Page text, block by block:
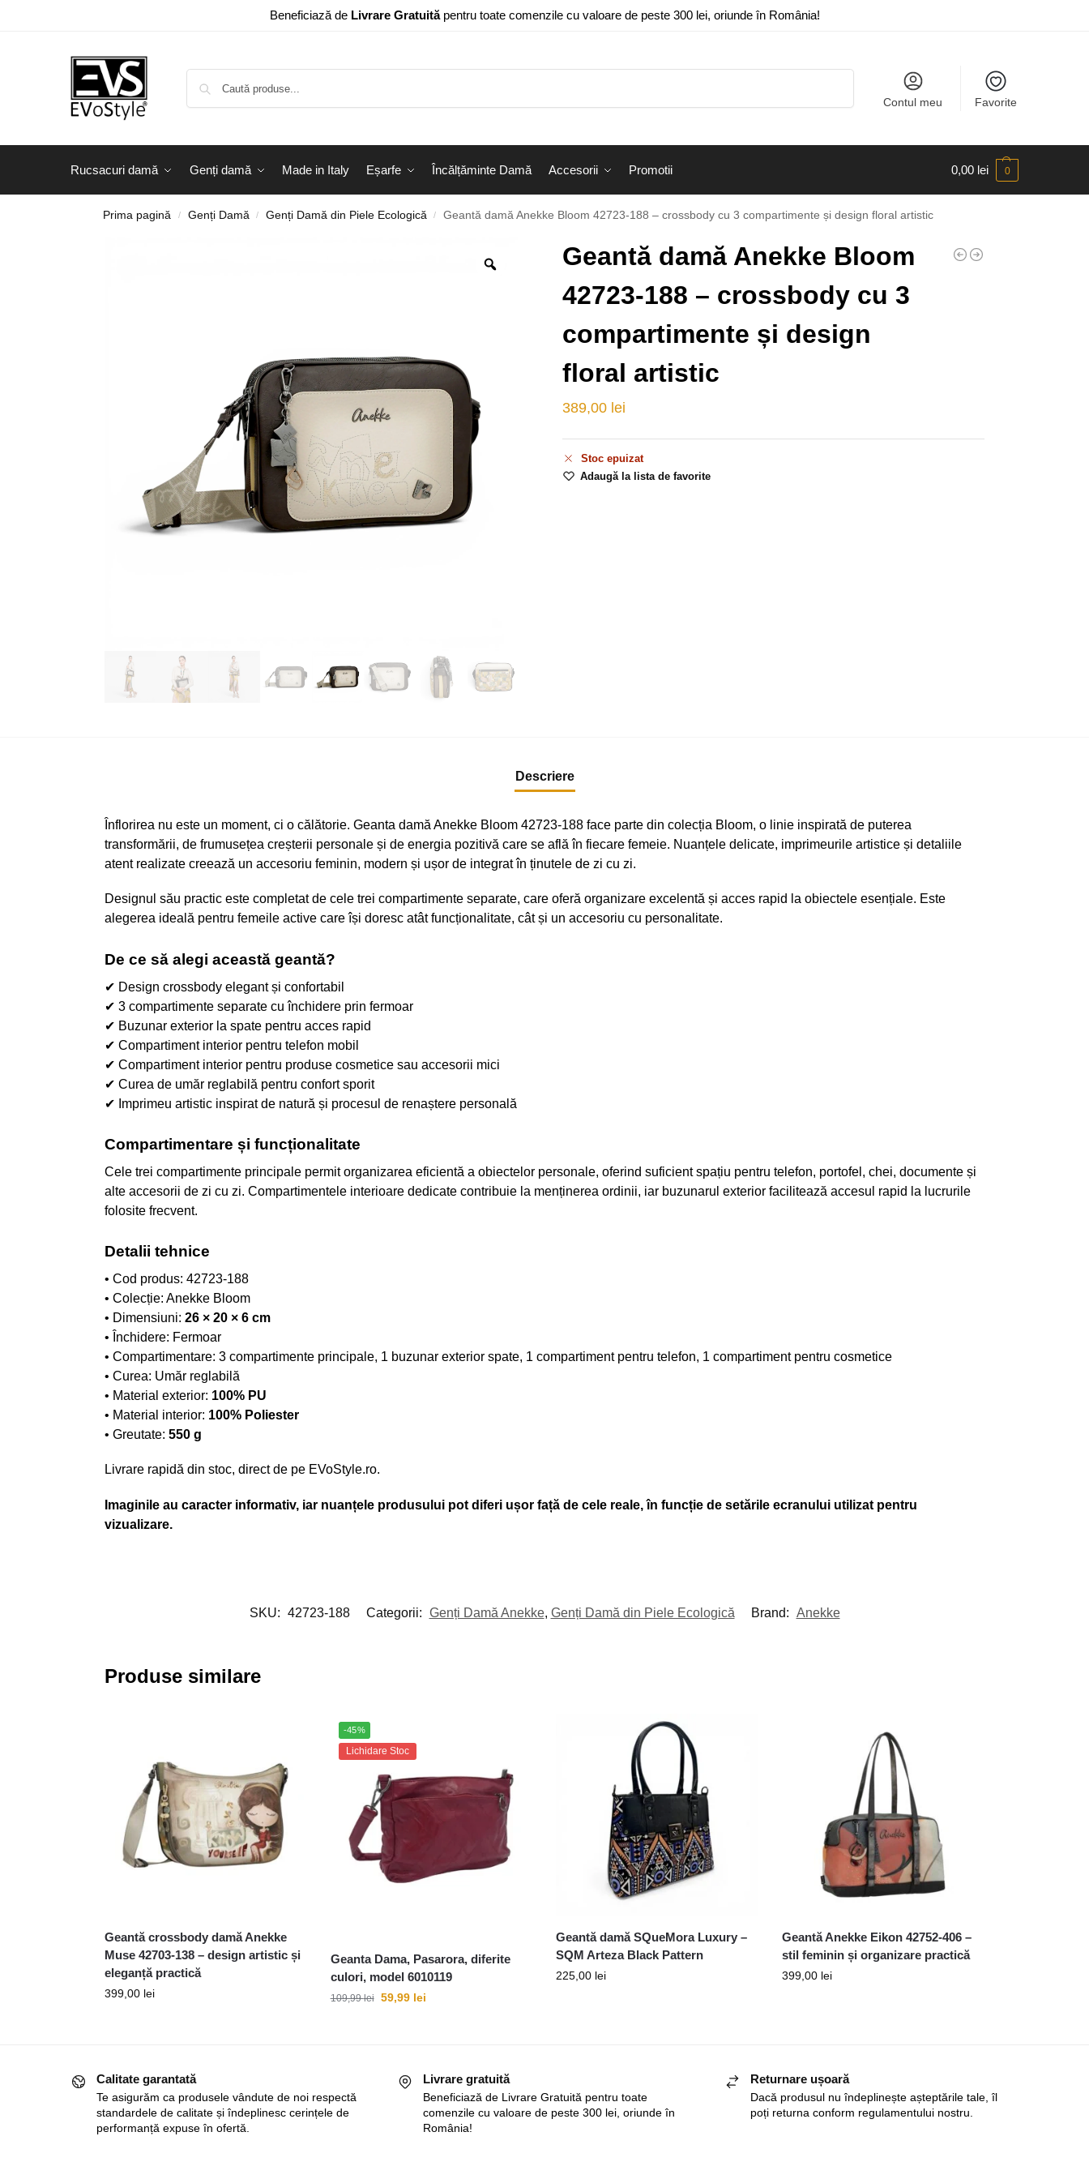
Beneficiază de Livrare Gratuităpentru toate comenzile cu valoare de peste 300 lei, oriunde în România!
Contul meu Favorite
Rucsacuri damă Genți damă Made in Italy Eșarfe Încălțăminte Damă Accesorii Promotii 0,00 lei 0
Prima pagină / Genți Damă / Genți Damă din Piele Ecologică / Geantă damă Anekke Bloom 42723-188 – crossbody cu 3 compartimente și design floral artistic
Geantă damă Anekke Bloom
42723-188 – crossbody cu 3
compartimente și design
floral artistic
389,00 lei
Stoc epuizat
Adaugă la lista de favorite
Descriere
Înflorirea nu este un moment, ci o călătorie. Geanta damă Anekke Bloom 42723-188 face parte din colecția Bloom, o linie inspirată de puterea
transformării, de frumusețea creșterii personale și de energia pozitivă care se află în fiecare femeie. Nuanțele delicate, imprimeurile artistice și detaliile
atent realizate creează un accesoriu feminin, modern și ușor de integrat în ținutele de zi cu zi.
Designul său practic este completat de cele trei compartimente separate, care oferă organizare excelentă și acces rapid la obiectele esențiale. Este
alegerea ideală pentru femeile active care își doresc atât funcționalitate, cât și un accesoriu cu personalitate.
De ce să alegi această geantă?
✔ Design crossbody elegant și confortabil
✔ 3 compartimente separate cu închidere prin fermoar
✔ Buzunar exterior la spate pentru acces rapid
✔ Compartiment interior pentru telefon mobil
✔ Compartiment interior pentru produse cosmetice sau accesorii mici
✔ Curea de umăr reglabilă pentru confort sporit
✔ Imprimeu artistic inspirat de natură și procesul de renaștere personală
Compartimentare și funcționalitate
Cele trei compartimente principale permit organizarea eficientă a obiectelor personale, oferind suficient spațiu pentru telefon, portofel, chei, documente și
alte accesorii de zi cu zi. Compartimentele interioare dedicate contribuie la menținerea ordinii, iar buzunarul exterior facilitează accesul rapid la lucrurile
folosite frecvent.
Detalii tehnice
• Cod produs: 42723-188
• Colecție: Anekke Bloom
• Dimensiuni: 26 × 20 × 6 cm
• Închidere: Fermoar
• Compartimentare: 3 compartimente principale, 1 buzunar exterior spate, 1 compartiment pentru telefon, 1 compartiment pentru cosmetice
• Curea: Umăr reglabilă
• Material exterior: 100% PU
• Material interior: 100% Poliester
• Greutate: 550 g
Livrare rapidă din stoc, direct de pe EVoStyle.ro.
Imaginile au caracter informativ, iar nuanțele produsului pot diferi ușor față de cele reale, în funcție de setările ecranului utilizat pentru
vizualizare.
SKU: 42723-188 Categorii: Genți Damă Anekke, Genți Damă din Piele Ecologică Brand: Anekke
Produse similare
Geantă crossbody damă Anekke
Muse 42703-138 – design artistic și
eleganță practică
399,00 lei
-45%
Lichidare Stoc
Geanta Dama, Pasarora, diferite
culori, model 6010119
109,99lei 59,99 lei
Geantă damă SQueMora Luxury –
SQM Arteza Black Pattern
225,00 lei
Geantă Anekke Eikon 42752-406 –
stil feminin și organizare practică
399,00 lei
Calitate garantată
Te asigurăm ca produsele vândute de noi respectă
standardele de calitate și îndeplinesc cerințele de
performanță expuse în ofertă.
Livrare gratuită
Beneficiază de Livrare Gratuită pentru toate
comenzile cu valoare de peste 300 lei, oriunde în
România!
Returnare ușoară
Dacă produsul nu îndeplinește așteptările tale, îl
poți returna conform regulamentului nostru.